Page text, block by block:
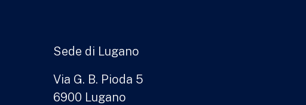
Sede di Lugano
Via G. B. Pioda 5
6900 Lugano